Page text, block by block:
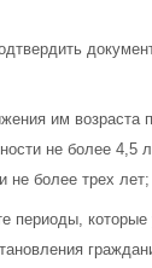
им возраста
не более 4,5
не более трех лет;
периоды,